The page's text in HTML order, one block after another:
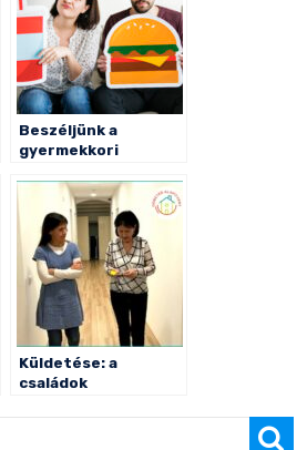
Beszéljünk a
gyermekkori
Küldetése: a
családok